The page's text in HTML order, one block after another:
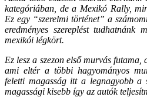
kategóriában, de a Mexikó Rally,
Ez egy “szerelmi történet” a
eredményes szereplést
mexikói légkört.
Ez lesz a szezon első murvás
ami eltér a többi hagyományos
feletti magasság itt a legnagyobb a
magassági kisebb így az autók